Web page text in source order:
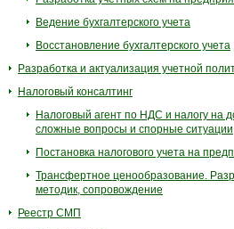
Ведение бухгалтерского учета
Восстановление бухгалтерского учета
Разработка и актуализация учетной
Налоговый консалтинг
Налоговый агент по НДС и налогу на
сложные вопросы и спорные ситуации
Постановка налогового учета на
Трансфертное ценообразование.
методик, сопровождение
Реестр СМП